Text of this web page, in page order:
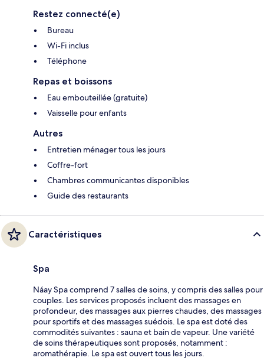
Restez connecté(e)
Bureau
Wi-Fi inclus
Téléphone
Repas et boissons
Eau embouteillée (gratuite)
Vaisselle pour enfants
Autres
Entretien ménager tous les jours
Coffre-fort
Chambres communicantes disponibles
Guide des restaurants
Caractéristiques
Spa
Náay Spa comprend 7 salles de soins, y compris des salles pour
couples. Les services proposés incluent des massages en
profondeur, des massages aux pierres chaudes, des massages
pour sportifs et des massages suédois. Le spa est doté des
commodités suivantes : sauna et bain de vapeur. Une variété
de soins thérapeutiques sont proposés, notamment :
aromathérapie. Le spa est ouvert tous les jours.